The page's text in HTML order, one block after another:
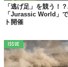
希望を持って、あ
この
「逃げ足」を競う！
「Jurassic World」
ト開催
ISSUE